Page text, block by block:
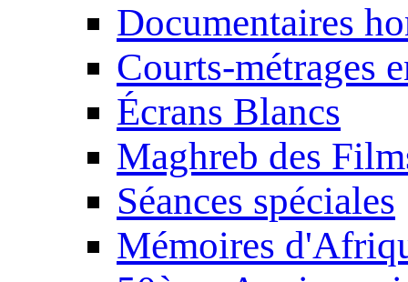
Documentaires
Courts-métrages
Écrans Blancs
Maghreb des
Séances spéciales
Mémoires